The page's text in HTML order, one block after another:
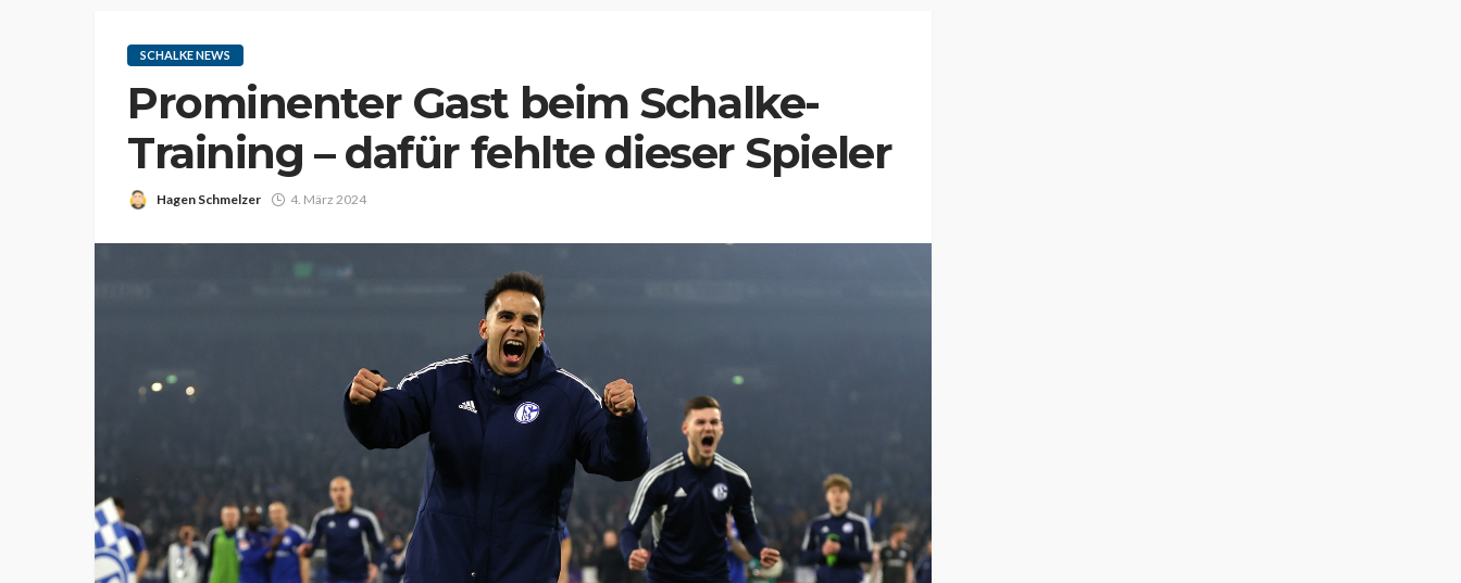
SCHALKE NEWS
Prominenter Gast beim Schalke-
Training – dafür fehlte dieser Spieler
Hagen Schmelzer 4. März 2024